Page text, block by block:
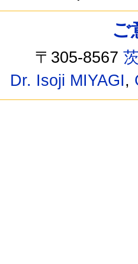
ご
〒305-8567
Dr. Isoji MIYAGI,